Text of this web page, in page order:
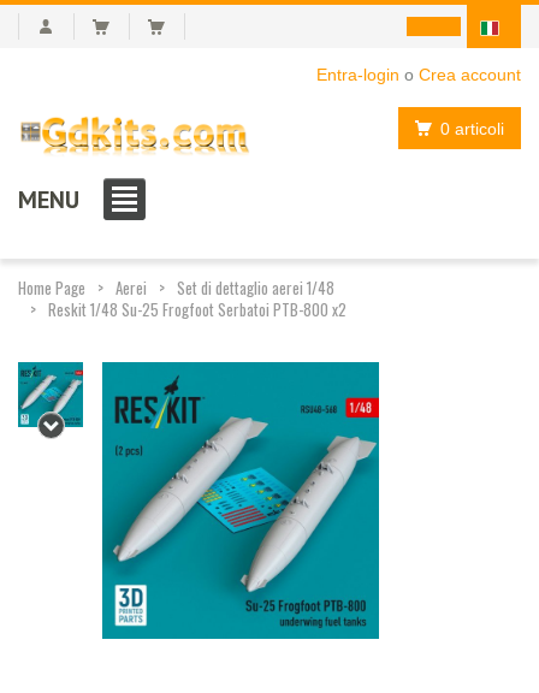
Entra-login o Crea account
0 articoli
MENU
Home Page Aerei
Set di dettaglio aerei 1/48
Reskit 1/48 Su-25 Frogfoot Serbatoi PTB-800 x2